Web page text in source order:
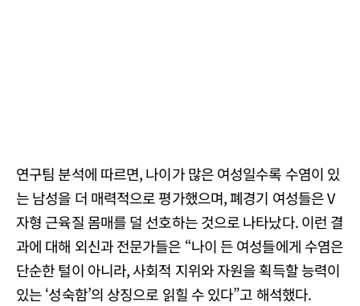
연구팀 분석에 따르면, 나이가 많은 여성일수록 수염이 있
는 남성을 더 매력적으로 평가했으며, 폐경기 여성들은 V
자형 근육질 몸매를 덜 선호하는 것으로 나타났다. 이런 결
과에 대해 외신과 전문가들은 “나이 든 여성들에게 수염은
단순한 털이 아니라, 사회적 지위와 자원을 획득할 능력이
있는 ‘성숙함’의 상징으로 읽힐 수 있다”고 해석했다.